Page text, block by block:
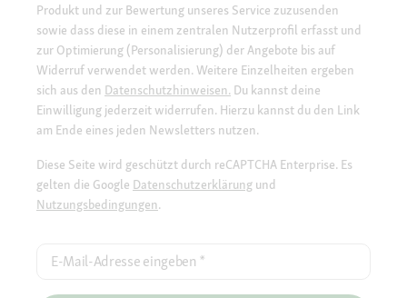
Produkt und zur Bewertung unseres Service zuzusenden
sowie dass diese in einem zentralen Nutzerprofil erfasst und
zur Optimierung (Personalisierung) der Angebote bis auf
Widerruf verwendet werden. Weitere Einzelheiten ergeben
sich aus den Datenschutzhinweisen. Du kannst deine
Einwilligung jederzeit widerrufen. Hierzu kannst du den Link
am Ende eines jeden Newsletters nutzen.
Diese Seite wird geschützt durch reCAPTCHA Enterprise. Es
gelten die Google Datenschutzerklärung und
Nutzungsbedingungen.
E-Mail-Adresse eingeben *